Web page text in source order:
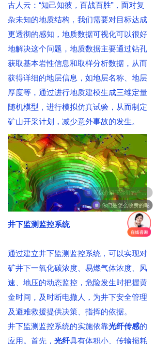
古人云：“知己知彼，百战百胜”，面对复
杂未知的地质结构，我们需要对目标达成
更透彻的感知，地质数据可视化可以很好
地解决这个问题，地质数据主要通过钻孔
获取基本岩性信息和取样分析数据，从而
获得详细的地层信息，如地层名称、地层
厚度等，通过进行地质建模生成三维定量
随机模型，进行模拟仿真试验，从而制定
矿山开采计划，减少意外事故的发生。
井下监测监控系统
通过建立井下监测监控系统，可以实现对
矿井下一氧化碳浓度、易燃气体浓度、风
速、地压的动态监控，危险发生时把握黄
金时间，及时断电撤人，为井下安全管理
及避难救援提供决策、指挥的依据。
井下监测监控系统的实施依靠光纤传感的
应用。首先， 光纤具有体积小、传输损耗
可以介绍下你们的产品么
你们是怎么收费的呢